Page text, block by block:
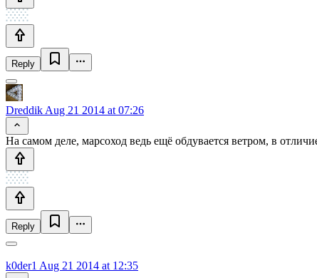
Reply
Dreddik Aug 21 2014 at 07:26
На самом деле, марсоход ведь ещё обдувается ветром, в
Reply
k0der1 Aug 21 2014 at 12:35